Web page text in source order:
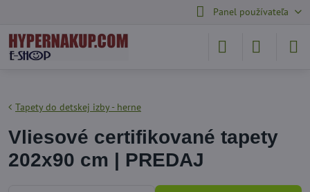
Panel používateľa
Tapety do detskej izby - herne
Vliesové certifikované tapety
202x90 cm | PREDAJ